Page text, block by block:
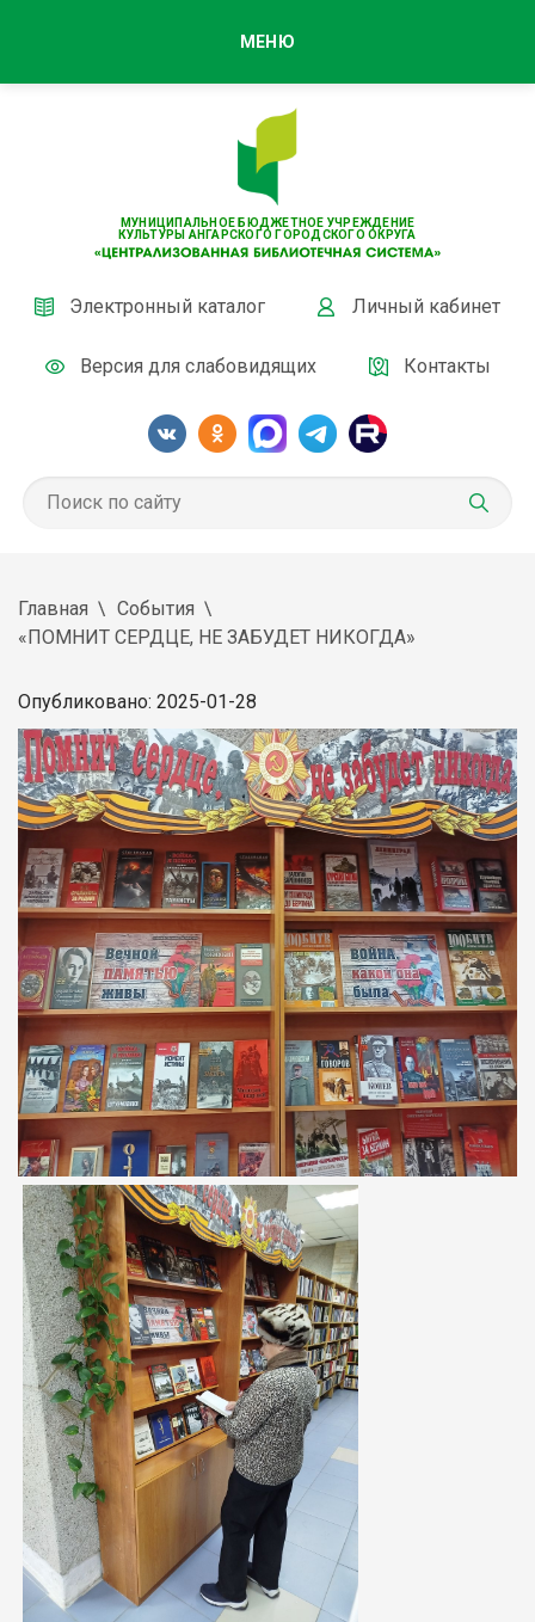
МУНИЦИПАЛЬНОЕ БЮДЖЕТНОЕ УЧРЕЖДЕНИЕ
КУЛЬТУРЫ АНГАРСКОГО ГОРОДСКОГО ОКРУГА
Электронный каталог Личный кабинет
Версия для слабовидящих Контакты
МЕНЮ
Главная
События
«ПОМНИТ СЕРДЦЕ, НЕ ЗАБУДЕТ НИКОГДА»
Опубликовано: 2025-01-28